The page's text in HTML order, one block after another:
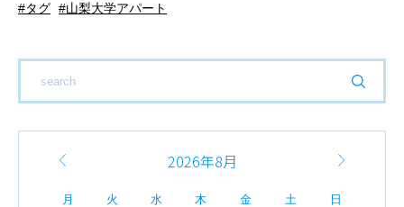
タグ 山梨大学アパート
2026年8月
月 火 水 木 金 土
日